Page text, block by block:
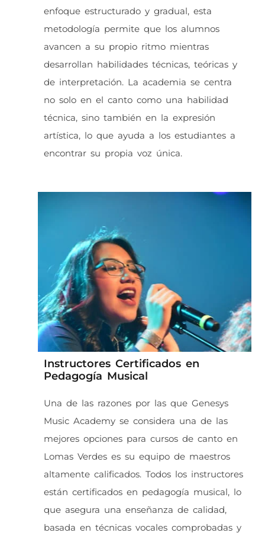
enfoque estructurado y gradual, esta
metodología permite que los alumnos
avancen a su propio ritmo mientras
desarrollan habilidades técnicas, teóricas y
de interpretación. La academia se centra
no solo en el canto como una habilidad
técnica, sino también en la expresión
artística, lo que ayuda a los estudiantes a
encontrar su propia voz única.
Instructores Certificados en
Pedagogía Musical
Una de las razones por las que Genesys
Music Academy se considera una de las
mejores opciones para cursos de canto en
Lomas Verdes es su equipo de maestros
altamente calificados. Todos los instructores
están certificados en pedagogía musical, lo
que asegura una enseñanza de calidad,
basada en técnicas vocales comprobadas y